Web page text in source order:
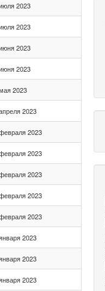
2023
2023
2023
2023
2023
2023
2023
2023
2023
2023
2023
2023
2023
2023